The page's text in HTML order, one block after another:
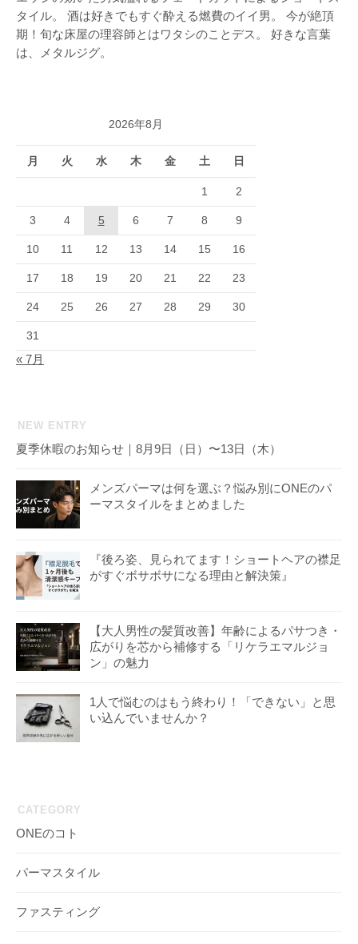
タイル。 酒は好きでもすぐ酔える燃費のイイ男。 今が絶頂
期！旬な床屋の理容師とはワタシのことデス。 好きな言葉
は、メタルジグ。
2026年8月
月 火 水 木 金 土 日
1 2
3 4 5 6 7 8 9
10 11 12 13 14 15 16
17 18 19 20 21 22 23
24 25 26 27 28 29 30
31
« 7月
NEW ENTRY
夏季休暇のお知らせ｜8月9日（日）〜13日（木）
メンズパーマは何を選ぶ？悩み別にONEのパ
ーマスタイルをまとめました
『後ろ姿、見られてます！ショートヘアの襟足
がすぐボサボサになる理由と解決策』
【大人男性の髪質改善】年齢によるパサつき・
広がりを芯から補修する「リケラエマルジョ
ン」の魅力
1人で悩むのはもう終わり！「できない」と思
い込んでいませんか？
CATEGORY
ONEのコト
パーマスタイル
ファスティング